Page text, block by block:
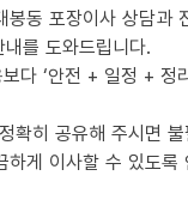
봉동 포장이사 상담과
를 도와드립니다.
다 ‘안전 + 일정 + 정
확히 공유해 주시면
하게 이사할 수 있도록